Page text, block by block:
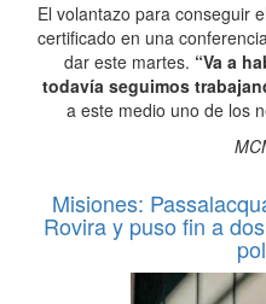
El volantazo para conseguir
certificado en una
dar este martes. “Va a
todavía seguimos
a este medio uno de los
Misiones:
Rovira y puso fin a